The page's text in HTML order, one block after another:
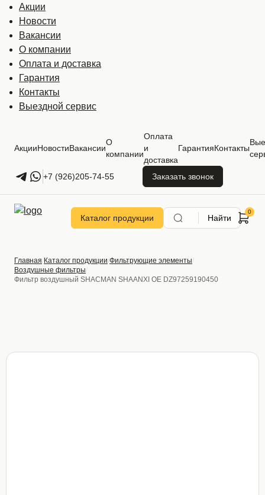
Акции
Новости
Вакансии
О компании
Оплата и доставка
Гарантия
Контакты
Выездной сервис
АкцииНовостиВакансии
О
компании
Оплата
и
доставка
ГарантияКонтакты
+7 (926)205-74-55 Заказать звонок
Каталог продукции Найти
Главная Каталог продукции Фильтрующие элементы
Воздушные фильтры
Фильтр воздушный SHACMAN SHAANXI OE DZ97259190450